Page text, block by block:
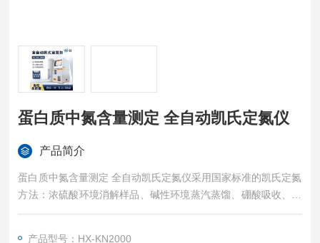
蛋白质中氮含量测定 全自动凯氏定氮仪
产品简介
蛋白质中氮含量测定 全自动凯氏定氮仪采用国家标准的凯氏定氮
方法：浓硫酸环境消解样品、碱性环境蒸汽蒸馏、硼酸吸收、指
示剂滴定终点颜色判定法；
产品型号：HX-KN2000